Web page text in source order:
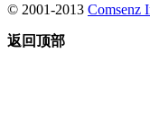
© 2001-2013 Comsenz
返回顶部